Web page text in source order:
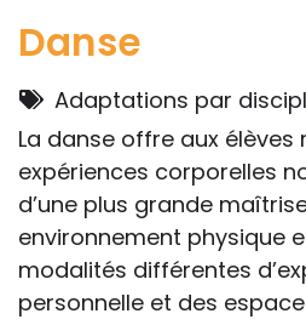
Danse
Adaptations par
La danse offre aux élèves
expériences corporelles
d’une plus grande
environnement physique
modalités différentes
personnelle et des